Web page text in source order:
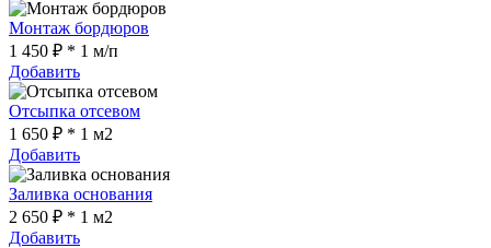
Монтаж бордюров
1 450 ₽ * 1 м/п
Добавить
Отсыпка отсевом
1 650 ₽ * 1 м2
Добавить
Заливка основания
2 650 ₽ * 1 м2
Добавить